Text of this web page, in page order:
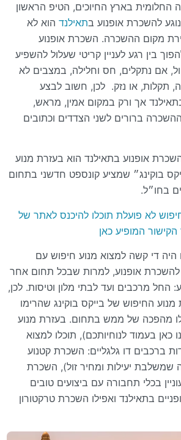
בארץ החיוכים, הטיפ הראשון
להשכרת אופנוע בתאילנדהוא לא
מקום ההשכרה. השכרת אופנוע
בין רגע לעניין קריטי שעלול להשפיע
אם נתקלים, חס וחלילה, במצבים לא
תקלות, או נזק. לכן, חשוב לבצע
אך ורק במקום אמין, מראש,
ברורים לשני הצדדים וכתובים
אופנוע בתאילנד הוא בעזרת מנוע
בוקינג״ שמציע קונספט חדשני בתחום
בחו״ל.
לא פועלת תוכלו להיכנס לאתר של
המופיע כאן
די קשה למצוא מנוע חיפוש עם
אופנוע, למרות שבכל תחום אחר
מרכבים ועד לבתי מלון וטיסות. לכן,
החיפוש של בייקס בוקינג שהרימו
מהפכה של ממש בתחום. בעזרת מנוע
בעמוד לנוחיותכם), תוכלו למצוא
ברכבים דו גלגליים: השכרת קטנוע
יעילות ומחיר זול), השכרת
בכלי תחבורה עם ביצועים טובים
בתאילנד ואפילו השכרת טרקטורון